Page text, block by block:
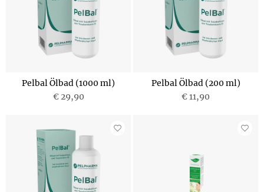
Pelbal Ölbad (1000 ml)
€ 29,90
Pelbal Ölbad (200 ml)
€ 11,90